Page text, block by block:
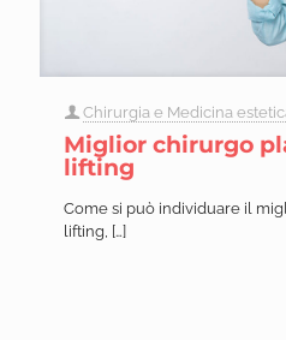
Chirurgia e Medicina
Miglior chirurgo
lifting
Come si può individuare il
lifting, […]